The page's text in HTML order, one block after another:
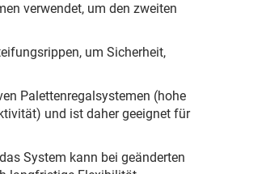
verwendet, um den zweiten
um Sicherheit,
Palettenregalsystemen (hohe
und ist daher geeignet für
System kann bei geänderten